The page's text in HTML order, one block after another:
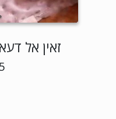
זאין אל